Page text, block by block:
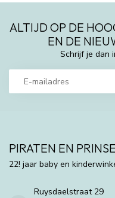
ALTIJD OP DE
EN DE
Schrijf je dan
PIRATEN EN
22! jaar baby en
Ruysdaelstraat 29